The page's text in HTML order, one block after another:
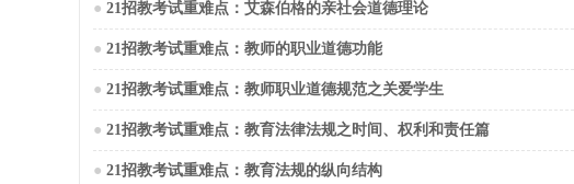
● 21招教考试重难点：艾森伯格的亲社会道德理论
● 21招教考试重难点：教师的职业道德功能
● 21招教考试重难点：教师职业道德规范之关爱学生
● 21招教考试重难点：教育法律法规之时间、权利和责任篇
● 21招教考试重难点：教育法规的纵向结构